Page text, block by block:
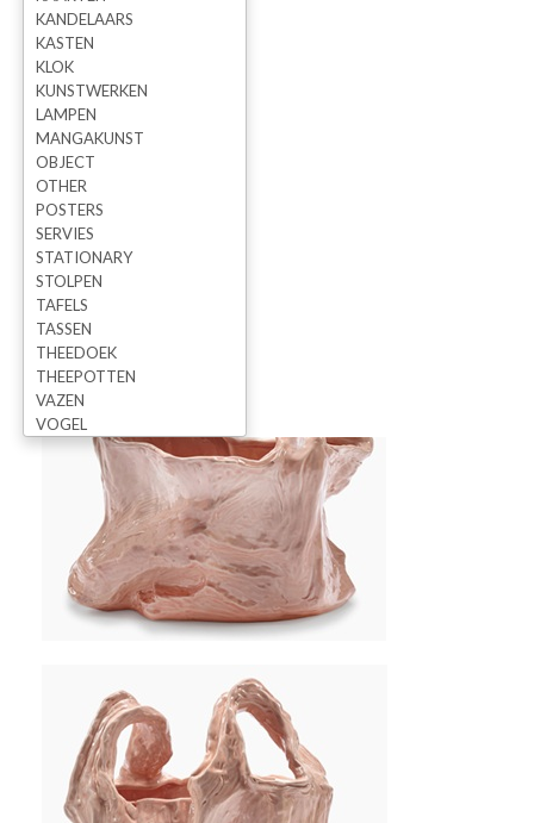
KANDELAARS
KASTEN
KLOK
KUNSTWERKEN
LAMPEN
MANGAKUNST
OBJECT
OTHER
POSTERS
SERVIES
STATIONARY
STOLPEN
TAFELS
TASSEN
THEEDOEK
THEEPOTTEN
VAZEN
VOGEL